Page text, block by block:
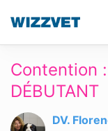
Contention
DÉBUTANT
DV.